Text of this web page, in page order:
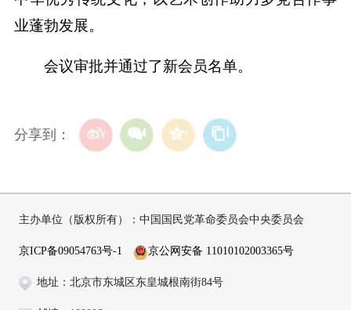
业蓬勃发展。
会议审批并通过了新会员名单。
分享到：
主办单位（版权所有）：中国国民党革命委员会中央委员会
京ICP备09054763号-1 京公网安备 11010102003365号
地址：北京市东城区东皇城根南街84号